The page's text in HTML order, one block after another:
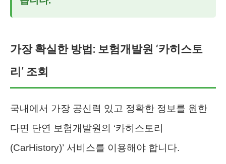
가장 확실한 방법: 보험개발원 ‘카히스토
리’ 조회
국내에서 가장 공신력 있고 정확한 정보를 원한
다면 단연 보험개발원의 ‘카히스토리
(CarHistory)’ 서비스를 이용해야 합니다.